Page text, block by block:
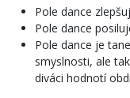
Pole dance
Pole dance
Pole dance je
smyslnosti, ale
diváci hodnotí